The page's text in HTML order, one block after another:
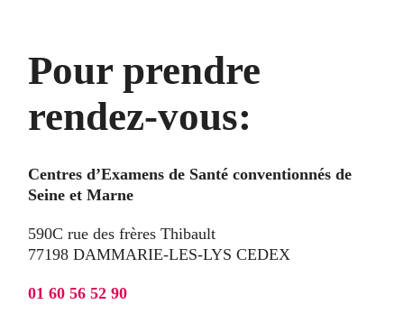
Pour prendre
rendez-vous:
Centres d’Examens de Santé conventionnés de
Seine et Marne
590C rue des frères Thibault
77198 DAMMARIE-LES-LYS CEDEX
01 60 56 52 90